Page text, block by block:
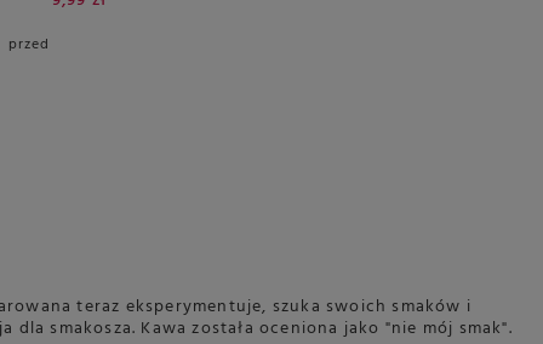
przed
teraz eksperymentuje, szuka swoich smaków i
smakosza. Kawa została oceniona jako "nie mój smak".